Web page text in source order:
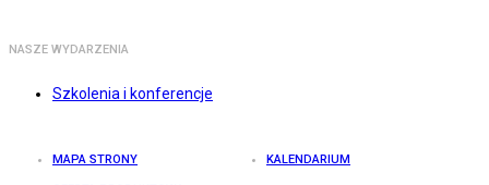
NASZE WYDARZENIA
Szkolenia i konferencje
MAPA STRONY KALENDARIUM